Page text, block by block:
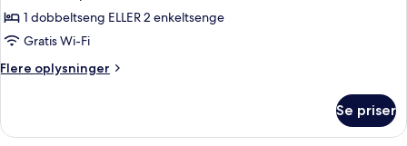
1 dobbeltseng ELLER 2 enkeltsenge
Gratis Wi-Fi
Flere oplysninger
Flere
Se priser